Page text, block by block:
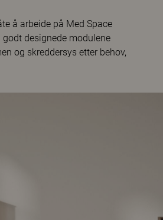
å arbeide på Med Space
designede modulene
og skreddersys etter behov,